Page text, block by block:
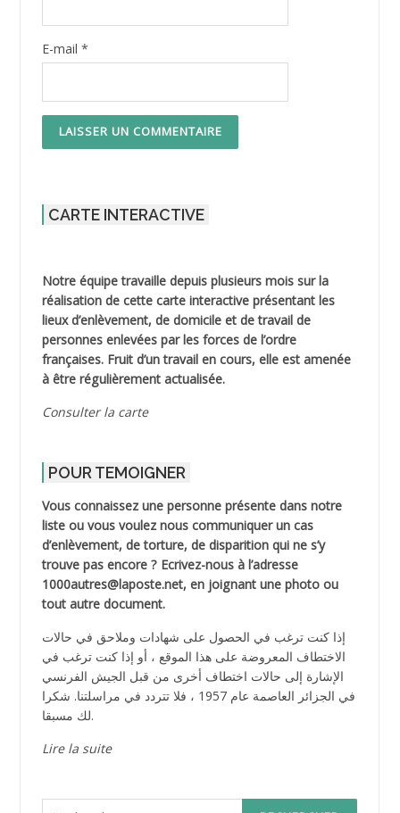
E-mail *
CARTE INTERACTIVE
Notre équipe travaille depuis plusieurs mois sur la
réalisation de cette carte interactive présentant les
lieux d’enlèvement, de domicile et de travail de
personnes enlevées par les forces de l’ordre
françaises. Fruit d’un travail en cours, elle est amenée
à être régulièrement actualisée.
Consulter la carte
POUR TEMOIGNER
Vous connaissez une personne présente dans notre
liste ou vous voulez nous communiquer un cas
d’enlèvement, de torture, de disparition qui ne s’y
trouve pas encore ? Ecrivez-nous à l’adresse
1000autres@laposte.net, en joignant une photo ou
tout autre document.
إذا كنت ترغب في الحصول على شهادات وملاحق في حالات
الاختطاف المعروضة على هذا الموقع ، أو إذا كنت ترغب في
الإشارة إلى حالات اختطاف أخرى من قبل الجيش الفرنسي
في الجزائر العاصمة عام 1957 ، فلا تتردد في مراسلتنا. شكرا
لك مسبقا.
Lire la suite
Rechercher :